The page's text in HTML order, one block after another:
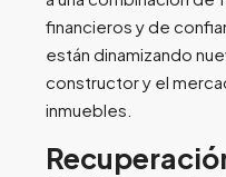
financieros y de
están dinamizando
constructor y el
inmuebles.